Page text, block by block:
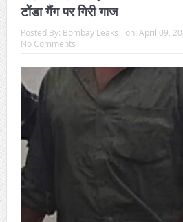
टोंडा गैंग पर गिरी गाज
Posted By: Bombay Leaks on: April 09,
No Comments